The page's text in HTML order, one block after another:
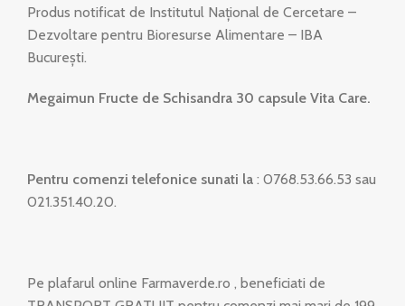
Produs notificat de Institutul Naţional de Cercetare –
Dezvoltare pentru Bioresurse Alimentare – IBA
Bucureşti.
Megaimun Fructe de Schisandra 30 capsule Vita Care.
Pentru comenzi telefonice sunati la : 0768.53.66.53 sau
021.351.40.20.
Pe plafarul online Farmaverde.ro , beneficiati de